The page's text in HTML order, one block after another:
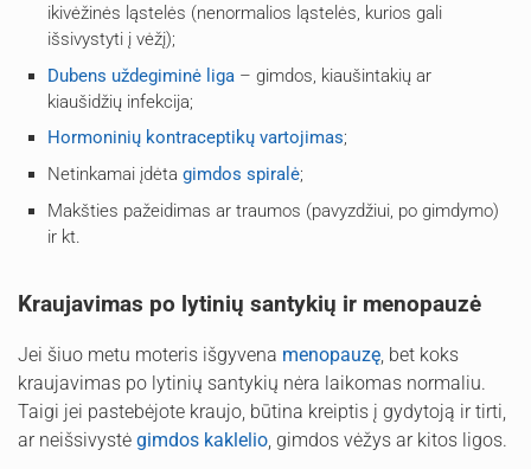
ikivėžinės ląstelės (nenormalios ląstelės, kurios gali
išsivystyti į vėžį);
Dubens uždegiminė liga – gimdos, kiaušintakių ar
kiaušidžių infekcija;
Hormoninių kontraceptikų vartojimas;
Netinkamai įdėta gimdos spiralė;
Makšties pažeidimas ar traumos (pavyzdžiui, po gimdymo)
ir kt.
Kraujavimas po lytinių santykių ir menopauzė
Jei šiuo metu moteris išgyvena menopauzę, bet koks
kraujavimas po lytinių santykių nėra laikomas normaliu.
Taigi jei pastebėjote kraujo, būtina kreiptis į gydytoją ir tirti,
ar neišsivystė gimdos kaklelio, gimdos vėžys ar kitos ligos.